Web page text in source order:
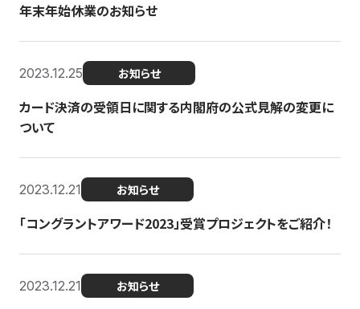
年末年始休業のお知らせ
2023.12.25 お知らせ
カード決済の受領日に関する内閣府の公式見解の変更に
ついて
2023.12.21 お知らせ
「コングラントアワード2023」受賞プロジェクトをご紹介！
2023.12.21 お知らせ